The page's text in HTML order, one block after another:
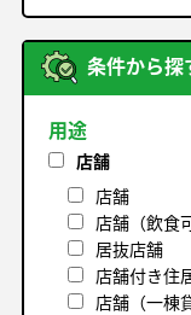
条件から探
用途
店舗
店舗
店舗（飲食
居抜店舗
店舗付き住
店舗（一棟